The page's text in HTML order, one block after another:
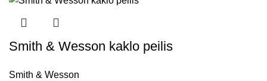
Smith & Wesson kaklo peilis
Smith & Wesson